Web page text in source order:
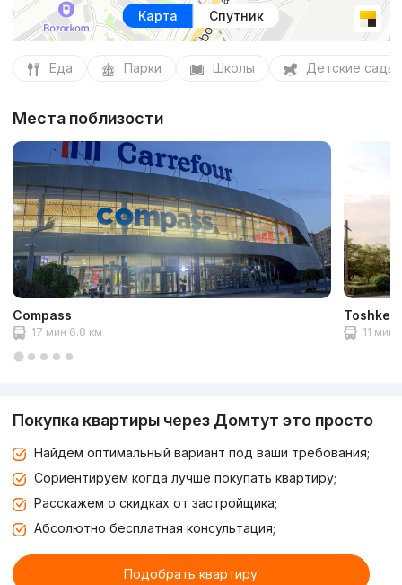
Карта Спутник
Еда Парки Школы Детские сады
Места поблизости
Compass
17 мин 6.8 км 11 мин
Покупка квартиры через Домтут это просто
Найдём оптимальный вариант под ваши требования;
Сориентируем когда лучше покупать квартиру;
Расскажем о скидках от застройщика;
Абсолютно бесплатная консультация;
Подобрать квартиру